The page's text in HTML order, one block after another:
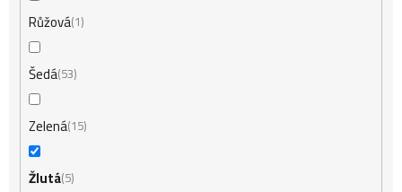
Růžová 1
Šedá 53
Zelená 15
Žlutá 5